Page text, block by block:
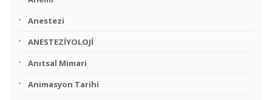
Anestezi
ANESTEZİYOLOJİ
Anıtsal Mimari
Animasyon Tarihi